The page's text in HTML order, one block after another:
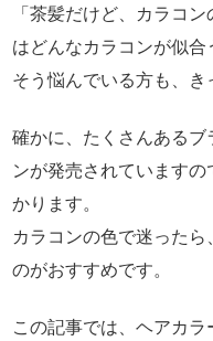
「茶髪だけど、カラコ
はどんなカラコンが似合
そう悩んでいる方も、き
確かに、たくさんあるブ
ンが発売されています
かります。
カラコンの色で迷った
のがおすすめです。
この記事では、ヘアカ